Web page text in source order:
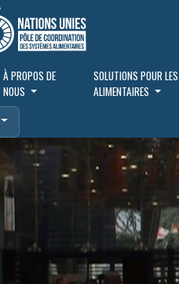
À PROPOS DE
NOUS
SOLUTIONS POUR
ALIMENTAIRES